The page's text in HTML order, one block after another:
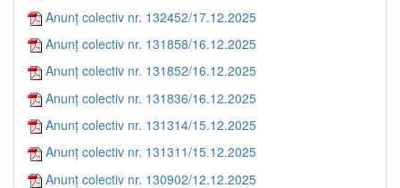
Anunț colectiv nr. 132452/17.12.2025
Anunț colectiv nr. 131858/16.12.2025
Anunț colectiv nr. 131852/16.12.2025
Anunț colectiv nr. 131836/16.12.2025
Anunț colectiv nr. 131314/15.12.2025
Anunț colectiv nr. 131311/15.12.2025
Anunț colectiv nr. 130902/12.12.2025